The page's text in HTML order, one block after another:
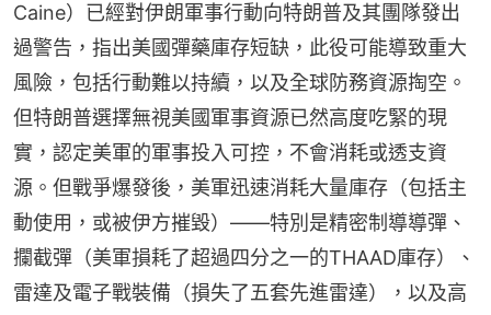
Caine）已經對伊朗軍事行動向特朗普及其團隊發出
過警告，指出美國彈藥庫存短缺，此役可能導致重大
風險，包括行動難以持續，以及全球防務資源掏空。
但特朗普選擇無視美國軍事資源已然高度吃緊的現
實，認定美軍的軍事投入可控，不會消耗或透支資
源。但戰爭爆發後，美軍迅速消耗大量庫存（包括主
動使用，或被伊方摧毀）——特別是精密制導導彈、
攔截彈（美軍損耗了超過四分之一的THAAD庫存）、
雷達及電子戰裝備（損失了五套先進雷達），以及高